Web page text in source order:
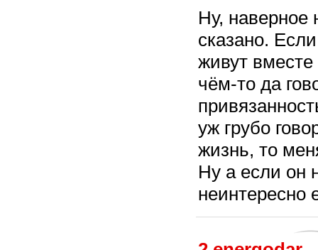
Ну,
сказано.
живут вместе
чём-то да
уж грубо
жизнь, то
Ну а если он
неинтересно